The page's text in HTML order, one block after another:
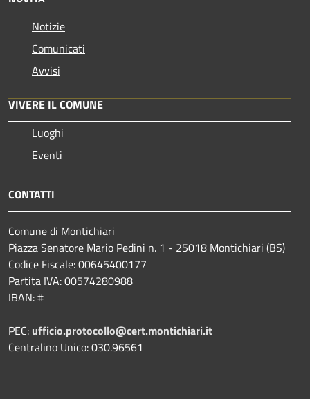
Notizie
Comunicati
Avvisi
VIVERE IL COMUNE
Luoghi
Eventi
CONTATTI
Comune di Montichiari
Piazza Senatore Mario Pedini n. 1 - 25018 Montichiari (BS)
Codice Fiscale: 00645400177
Partita IVA: 00574280988
IBAN: #
PEC: ufficio.protocollo@cert.montichiari.it
Centralino Unico: 030.96561